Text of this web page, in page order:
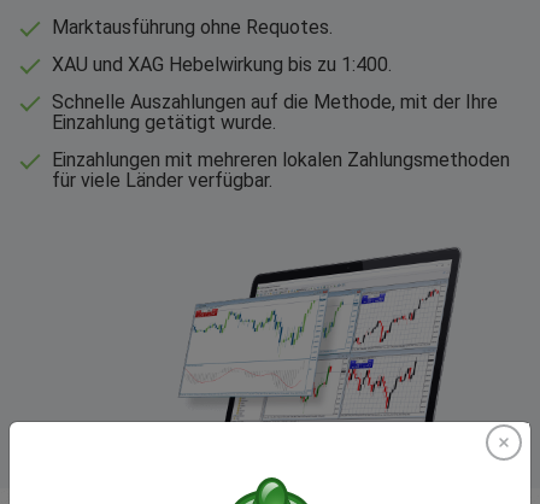
Marktausführung ohne Requotes.
XAU und XAG Hebelwirkung bis zu 1:400.
Schnelle Auszahlungen auf die Methode, mit der Ihre
Einzahlung getätigt wurde.
Einzahlungen mit mehreren lokalen Zahlungsmethoden
für viele Länder verfügbar.